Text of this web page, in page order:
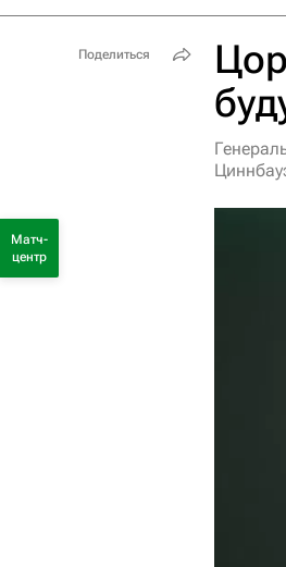
Поделиться
Матч-
центр